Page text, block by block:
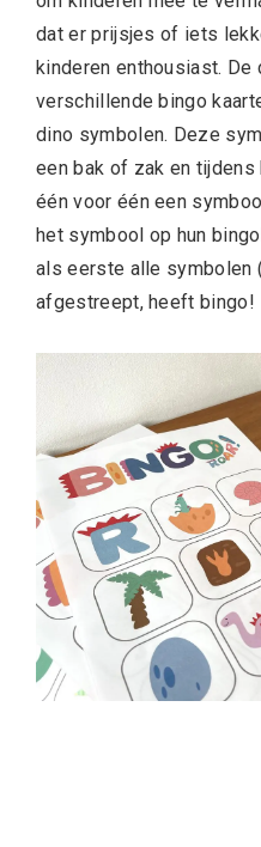
dat er prijsjes of iets
kinderen enthousiast.
verschillende bingo
dino symbolen. Deze
een bak of zak en
één voor één een
het symbool op hun
als eerste alle symbolen
afgestreept, heeft bingo!